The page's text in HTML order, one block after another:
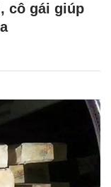
cô gái giúp